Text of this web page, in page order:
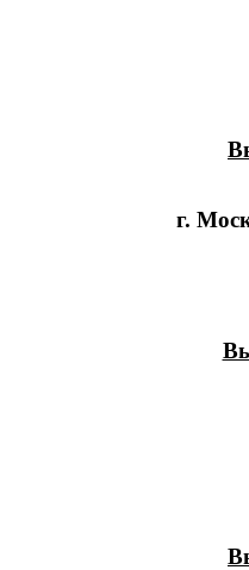
г.